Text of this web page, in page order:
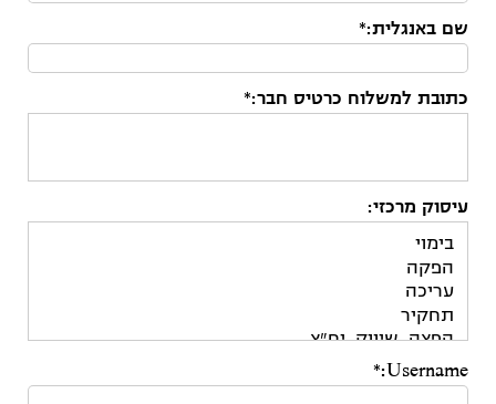
שם באנגלית:*
כתובת למשלוח כרטיס חבר:*
עיסוק מרכזי:
Username:*